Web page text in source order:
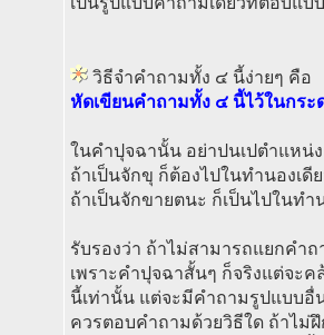
วิธีจำคำถามทั้ง ๔ นี้ง่ายๆ คือ
หัดเขียนคำถามทั้ง ๔ นี้ไว้ในกร
ในคำปุจฉานั้น อย่าปนเปตำแหน่
ถ้าเป็นจักขุ ก็ต้องไปในทำนองเ
ถ้าเป็นจักขายตนะ ก็เป็นไปในท
รับรองว่า ถ้าไม่สามารถแยกคำ
เพราะคำปุจฉาสั้นๆ ก็จริงแต่จะ
นี้เท่านั้น แต่จะมีคำถามรูปแบบอื่
ควรตอบคำถามด้วยวิธีใด ถ้าไม่